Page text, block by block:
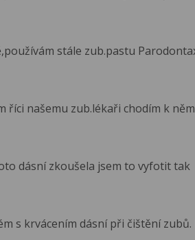
stále zub.pastu
říci našemu zub.lékaři chodím k
dásní zkoušela jsem to vyfotit tak
s krvácením dásní při čištění zubů.